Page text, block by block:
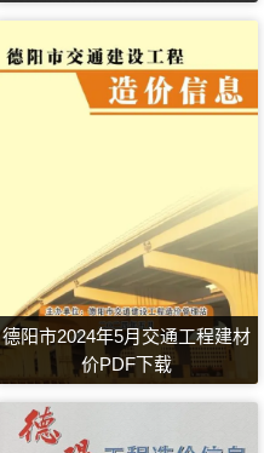
德阳市2024年5月交通工程建材
价PDF下载